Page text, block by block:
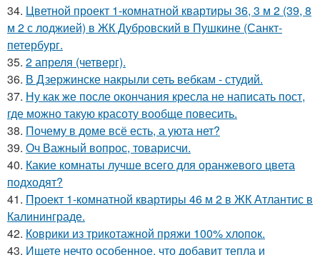
34. Цветной проект 1-комнатной квартиры 36, 3 м 2 (39, 8
м 2 с лоджией) в ЖК Дубровский в Пушкине (Санкт-
петербург.
35. 2 апреля (четверг).
36. В Дзержинске накрыли сеть вебкам - студий.
37. Ну как же после окончания кресла не написать пост,
где можно такую красоту вообще повесить.
38. Почему в доме всё есть, а уюта нет?
39. Оч Важный вопрос, товарисчи.
40. Какие комнаты лучше всего для оранжевого цвета
подходят?
41. Проект 1-комнатной квартиры 46 м 2 в ЖК Атлантис в
Калининграде.
42. Коврики из трикотажной пряжи 100% хлопок.
43. Ищете нечто особенное, что добавит тепла и